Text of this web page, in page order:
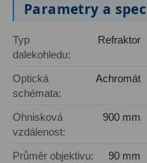
ADC, Tilting 14
Rotátory
Komponenty
Helical výtahy
Parametry a
Typ
dalekohledu:
Refraktor
Optická
schémata:
Achromát
Ohnisková
vzdálenost:
900 mm
Průměr objektivu:
90 mm